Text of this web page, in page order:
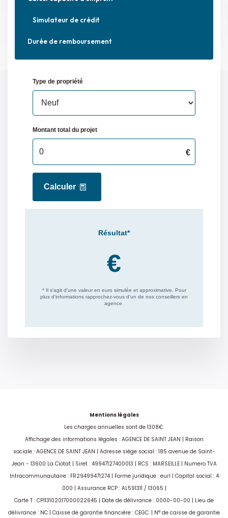
Simulateur de crédit
Durée de remboursement
Mentions légales
Les charges annuelles sont de 1308€.
Affichage des informations légales : AGENCE DE SAINT JEAN | Raison
sociale : AGENCE DE SAINT JEAN | Adresse siège social : 185 avenue de Saint-
Jean - 13600 La Ciotat | Siret : 49947127400013 | RCS : MARSEILLE | Numero TVA
Intracommunautaire : FR29499471274 | Forme juridique : eurl | Capital social : 4
000 | Assurance RCP : AL591311 / 13065 |
Carte T : CPI13102017000022645 | Date de délivrance : 0000-00-00 | Lieu de
délivrance : NC | Caisse de garantie financière : CEGC. | N° de caisse de garantie